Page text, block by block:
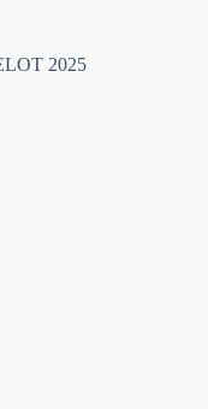
2025